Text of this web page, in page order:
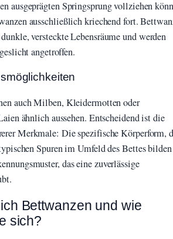
ausgeprägten Springsprung vollziehen
ausschließlich kriechend fort.
versteckte Lebensräume und werden
angetroffen.
auch Milben, Kleidermotten oder
ähnlich aussehen. Entscheidend ist die
Merkmale: Die spezifische Körperform,
Spuren im Umfeld des Bettes bilden
das eine zuverlässige
Bettwanzen und wie
sich?